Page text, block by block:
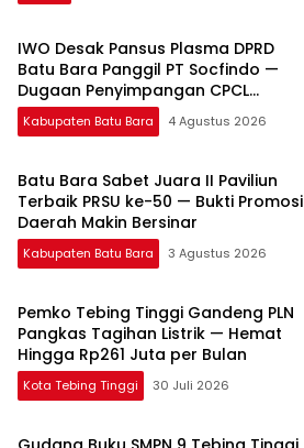
IWO Desak Pansus Plasma DPRD
Batu Bara Panggil PT Socfindo —
Dugaan Penyimpangan CPCL
Mengemuka
Kabupaten Batu Bara 4 Agustus 2026
Batu Bara Sabet Juara II Paviliun
Terbaik PRSU ke-50 — Bukti Promosi
Daerah Makin Bersinar
Kabupaten Batu Bara 3 Agustus 2026
Pemko Tebing Tinggi Gandeng PLN
Pangkas Tagihan Listrik — Hemat
Hingga Rp261 Juta per Bulan
Kota Tebing Tinggi 30 Juli 2026